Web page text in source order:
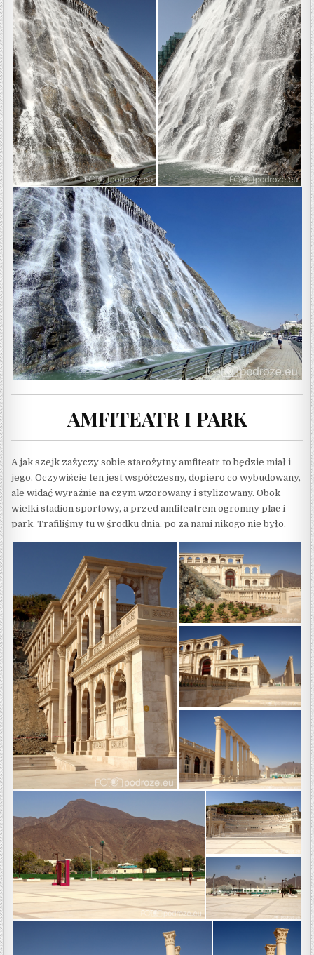
AMFITEATR I PARK
A jak szejk zażyczy sobie starożytny amfiteatr to będzie miał i
jego. Oczywiście ten jest współczesny, dopiero co wybudowany,
ale widać wyraźnie na czym wzorowany i stylizowany. Obok
wielki stadion sportowy, a przed amfiteatrem ogromny plac i
park. Trafiliśmy tu w środku dnia, po za nami nikogo nie było.